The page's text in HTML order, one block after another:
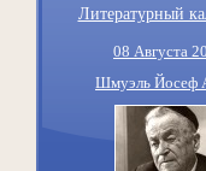
Литературный
08 Августа
Шмуэль Йосеф